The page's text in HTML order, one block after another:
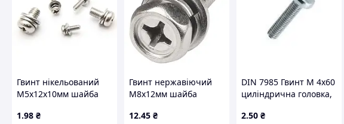
Гвинт нікельований
М5х12х10мм шайба
1.98 ₴
Гвинт нержавіючий
М8х12мм шайба
PH нерж. 304
12.45 ₴
DIN 7985 Гвинт М 4х60
циліндрична головка,
оцинкований
2.50 ₴